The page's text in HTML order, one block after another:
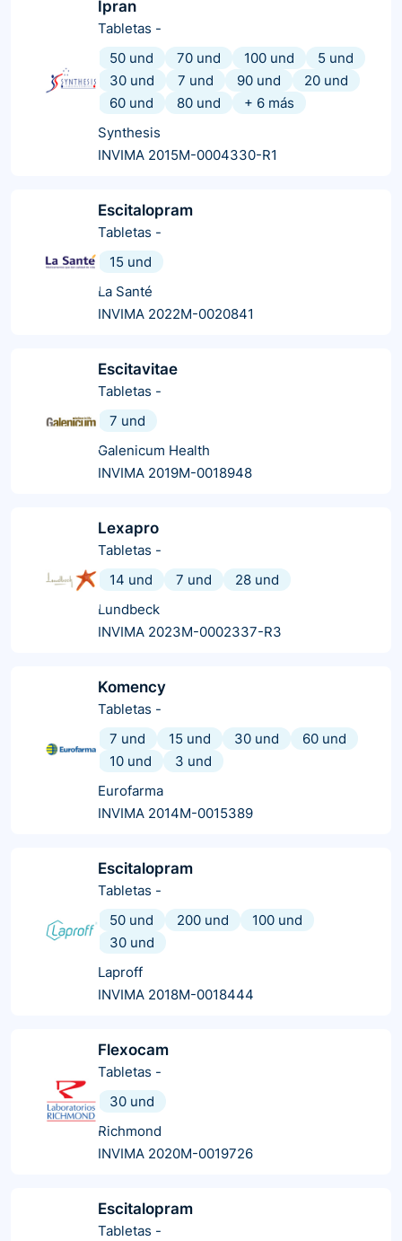
Ipran
Tabletas -
50 und
70 und 100 und
5 und
30 und
7 und 90 und
20 und
60 und
80 und + 6 más
Synthesis
INVIMA 2015M-0004330-R1
Escitalopram
Tabletas -
15 und
La Santé
INVIMA 2022M-0020841
Escitavitae
Tabletas -
7 und
Galenicum Health
INVIMA 2019M-0018948
Lexapro
Tabletas -
14 und
7 und
28 und
Lundbeck
INVIMA 2023M-0002337-R3
Komency
Tabletas -
7 und
15 und 30 und
60 und
10 und
3 und
Eurofarma
INVIMA 2014M-0015389
Escitalopram
Tabletas -
50 und
200 und
100 und
30 und
Laproff
INVIMA 2018M-0018444
Flexocam
Tabletas -
30 und
Richmond
INVIMA 2020M-0019726
Escitalopram
Tabletas -